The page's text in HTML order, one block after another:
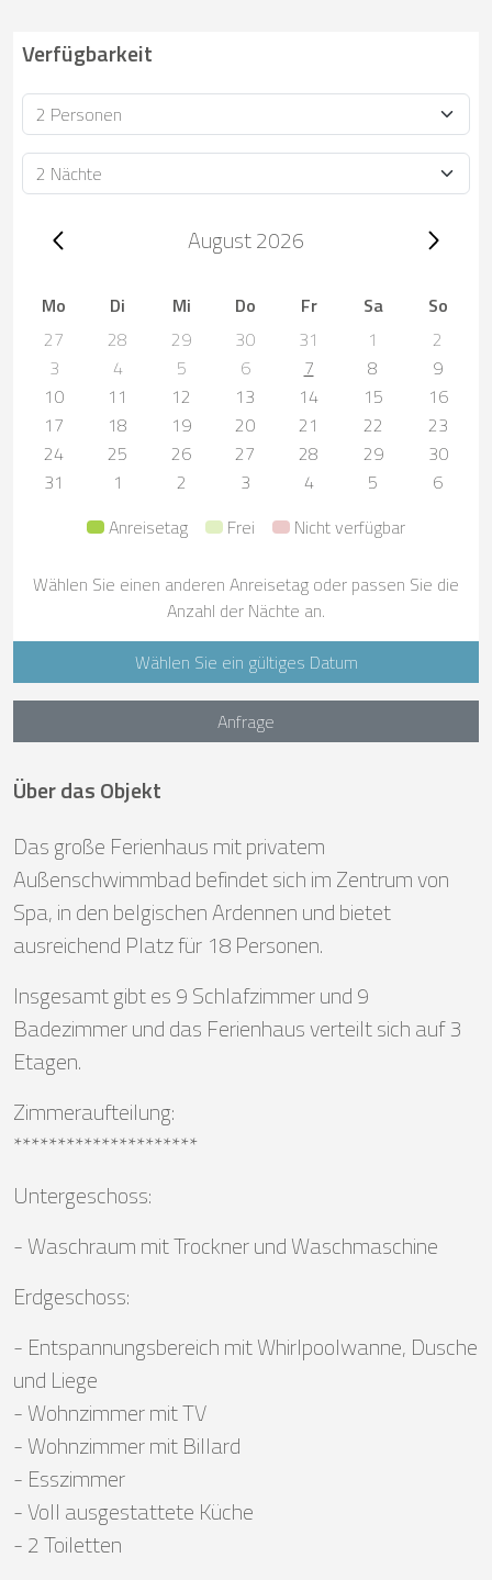
Verfügbarkeit
Personen
Dauer
Trip dates, August 2026August 2026
Mo Di Mi Do Fr Sa
So
27
28 29 30 31 1
2
3
4 5 6 7 8
9
10
11 12 13 14 15
16
17
18 19 20 21 22
23
24
25 26 27 28 29
30
31
1 2 3 4 5
6
Anreisetag
Frei Nicht verfügbar
Wählen Sie einen anderen Anreisetag oder passen Sie die
Anzahl der Nächte an.
Wählen Sie ein gültiges Datum
Anfrage
Über das Objekt
Das große Ferienhaus mit privatem
Außenschwimmbad befindet sich im Zentrum von
Spa, in den belgischen Ardennen und bietet
ausreichend Platz für 18 Personen.
Insgesamt gibt es 9 Schlafzimmer und 9
Badezimmer und das Ferienhaus verteilt sich auf 3
Etagen.
Zimmeraufteilung:
*********************
Untergeschoss:
- Waschraum mit Trockner und Waschmaschine
Erdgeschoss:
- Entspannungsbereich mit Whirlpoolwanne, Dusche
und Liege
- Wohnzimmer mit TV
- Wohnzimmer mit Billard
- Esszimmer
- Voll ausgestattete Küche
- 2 Toiletten